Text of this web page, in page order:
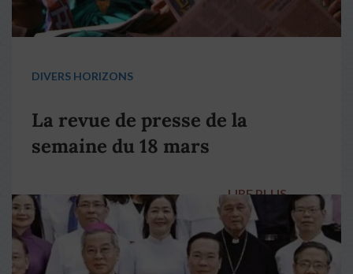
DIVERS HORIZONS
La revue de presse de la
semaine du 18 mars
LIRE PLUS →